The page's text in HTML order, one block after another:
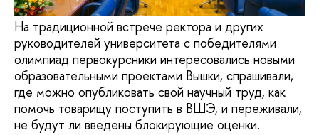
На традиционной встрече ректора и других
руководителей университета с победителями
олимпиад первокурсники интересовались новыми
образовательными проектами Вышки, спрашивали,
где можно опубликовать свой научный труд, как
помочь товарищу поступить в ВШЭ, и переживали,
не будут ли введены блокирующие оценки.